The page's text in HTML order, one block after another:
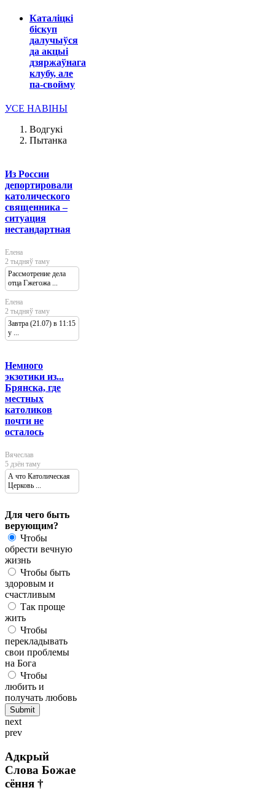
Каталіцкі
біскуп
далучыўся
да акцыі
дзяржаўнага
клубу, але
па-свойму
УСЕ НАВІНЫ
Водгукі
Пытанка
Из России
депортировали
католического
священника –
ситуация
нестандартная
Елена
2 тыдняў таму
Рассмотрение дела
отца Гжегожа ...
Елена
2 тыдняў таму
Завтра (21.07) в 11:15
у ...
Немного
экзотики из...
Брянска, где
местных
католиков
почти не
осталось
Вячеслав
5 дзён таму
А что Католическая
Церковь ...
Для чего быть
верующим?
Чтобы
обрести вечную
жизнь
Чтобы быть
здоровым и
счастливым
Так проще
жить
Чтобы
перекладывать
свои проблемы
на Бога
Чтобы
любить и
получать любовь
next
prev
Адкрый
Слова Божае
сёння †